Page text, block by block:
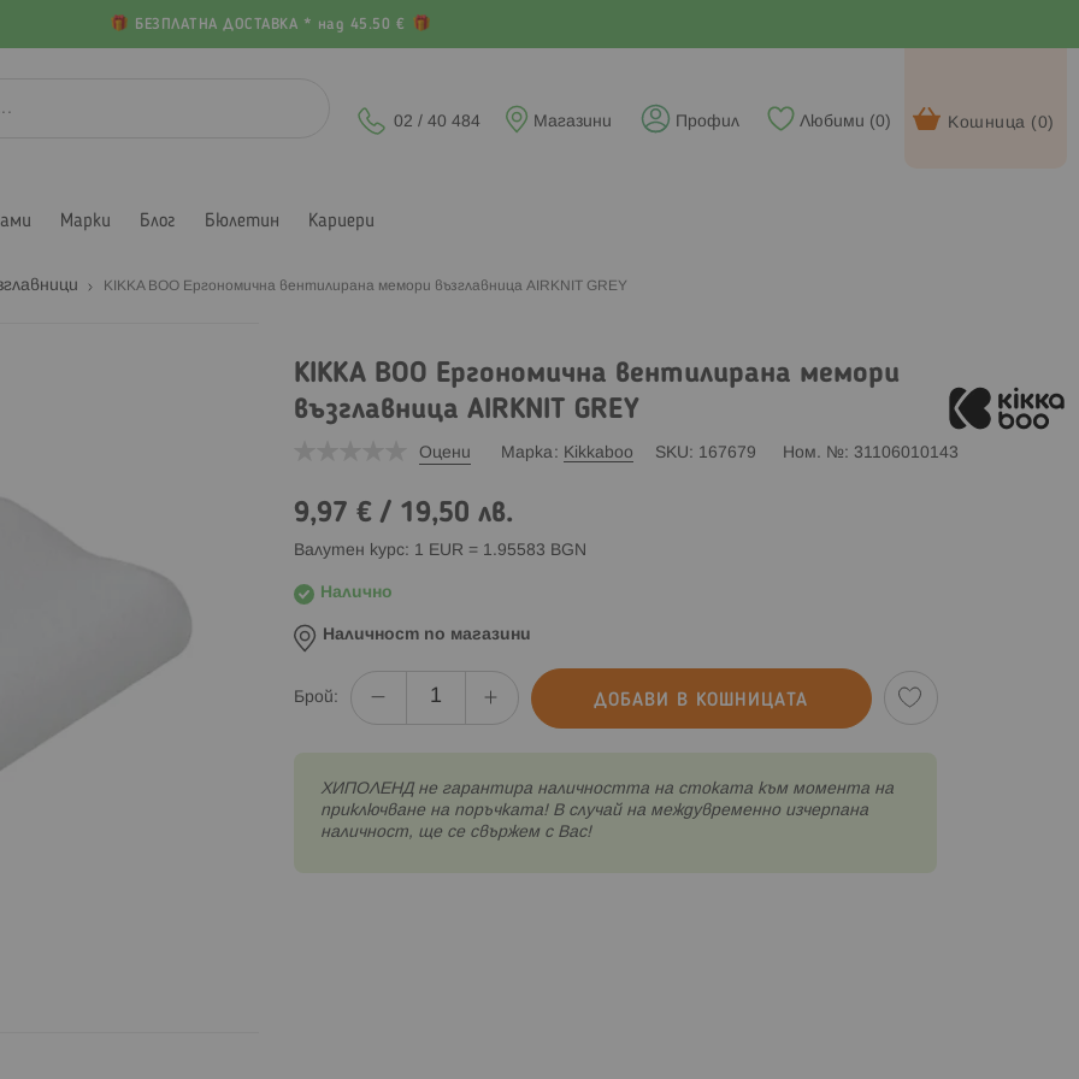
БЕЗПЛАТНА ДОСТАВКА * над 45.50 €
Кошница (0)
Любими (0)
Профил
Магазини
02 / 40 484
Марки Блог Бюлетин Кариери
KIKKA BOO Ергономична вентилирана мемори възглавница AIRKNIT GREY
KIKKA BOO Ергономична вентилирана мемори
възглавница AIRKNIT GREY
Оцени Марка Kikkaboo SKU 167679 Ном. № 31106010143
9,97 €/ 19,50 лв.
Валутен курс: 1 EUR = 1.95583 BGN
Налично
Наличност по магазини
Брой: ДОБАВИ В КОШНИЦАТА
XИПОЛЕНД не гарантира наличността на стоката към момента на
приключване на поръчката! В случай на междувременно изчерпана
наличност, ще се свържем с Вас!